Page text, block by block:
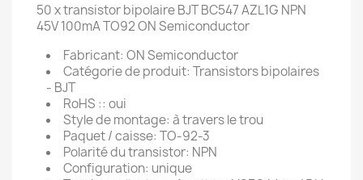
50 x transistor bipolaire BJT BC547 AZL1G NPN
45V 100mA TO92 ON Semiconductor
Fabricant: ON Semiconductor
Catégorie de produit: Transistors bipolaires
- BJT
RoHS :: oui
Style de montage: à travers le trou
Paquet / caisse: TO-92-3
Polarité du transistor: NPN
Configuration: unique